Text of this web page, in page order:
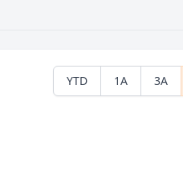
YTD 1A 3A